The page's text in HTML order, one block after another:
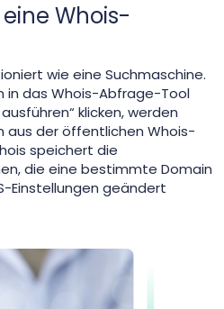
Whois-
wie eine Suchmaschine.
in das Whois-Abfrage-Tool
klicken, werden
aus der öffentlichen Whois-
speichert die
die eine bestimmte Domain
Einstellungen geändert